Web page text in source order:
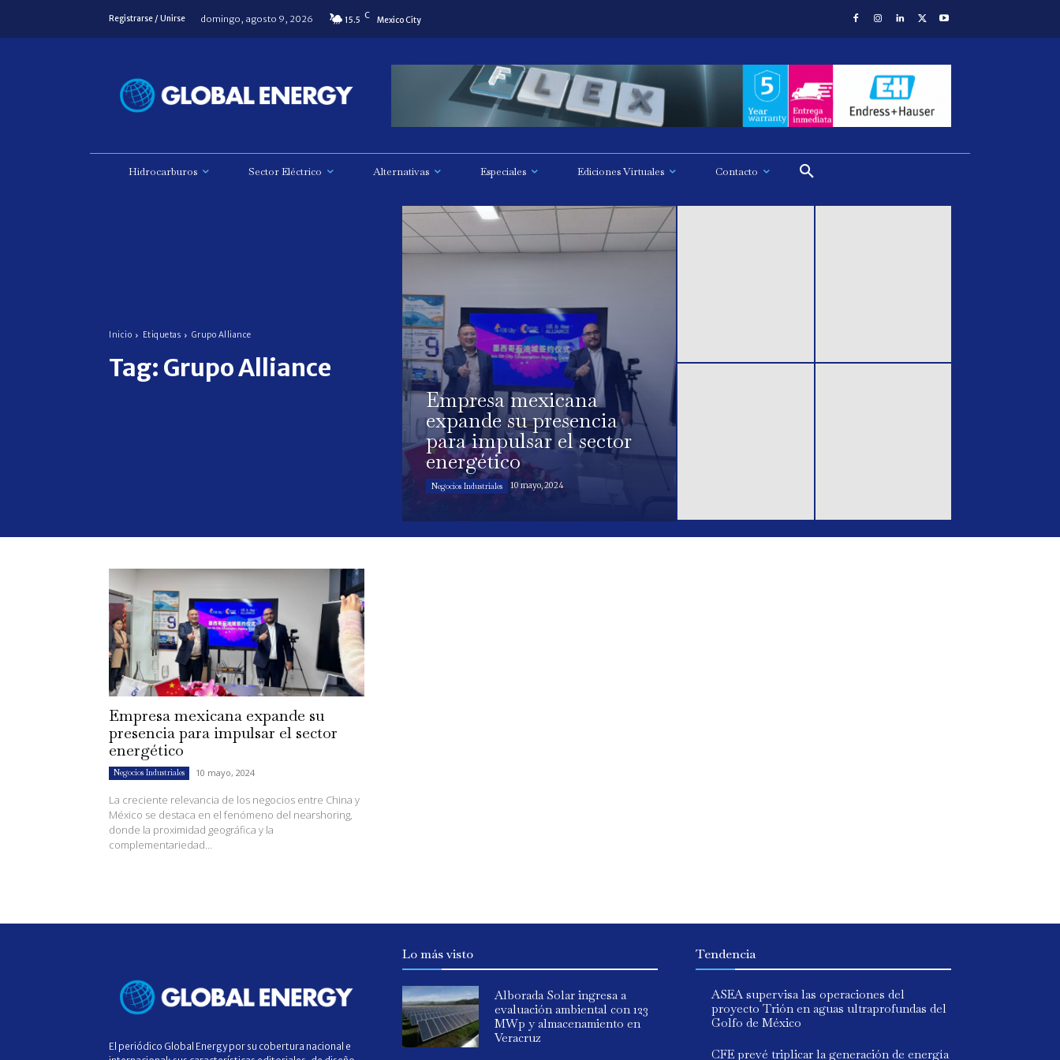
Registrarse / Unirse domingo, agosto 9, 2026 15.5 C Mexico City
Hidrocarburos Sector Eléctrico Alternativas Especiales Ediciones Virtuales Contacto
Inicio Etiquetas Grupo Alliance
Tag: Grupo Alliance
Empresa mexicana
expande su presencia
para impulsar el sector
energético
Negocios Industriales 10 mayo, 2024
Empresa mexicana expande su
presencia para impulsar el sector
energético
Negocios Industriales 10 mayo, 2024
La creciente relevancia de los negocios entre China y
México se destaca en el fenómeno del nearshoring,
donde la proximidad geográfica y la
complementariedad...
El periódico Global Energy por su cobertura nacional e
Lo más visto
Alborada Solar ingresa a
evaluación ambiental con 123
MWp y almacenamiento en
Veracruz
Tendencia
ASEA supervisa las operaciones del
proyecto Trión en aguas ultraprofundas del
Golfo de México
CFE prevé triplicar la generación de energía